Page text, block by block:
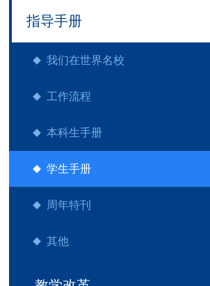
指导手册
我们在世界名校
工作流程
本科生手册
学生手册
周年特刊
其他